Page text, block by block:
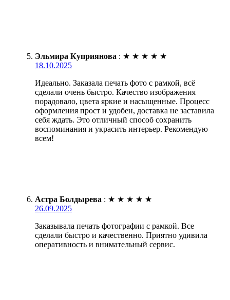
Эльмира Куприянова : ★ ★ ★ ★ ★
18.10.2025
Идеально. Заказала печать фото с рамкой, всё
сделали очень быстро. Качество изображения
порадовало, цвета яркие и насыщенные. Процесс
оформления прост и удобен, доставка не заставила
себя ждать. Это отличный способ сохранить
воспоминания и украсить интерьер. Рекомендую
всем!
Астра Болдырева : ★ ★ ★ ★ ★
26.09.2025
Заказывала печать фотографии с рамкой. Все
сделали быстро и качественно. Приятно удивила
оперативность и внимательный сервис.